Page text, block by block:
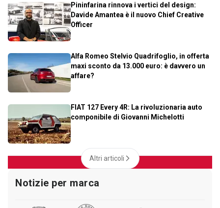
Pininfarina rinnova i vertici del design:
Davide Amantea è il nuovo Chief Creative
Officer
Alfa Romeo Stelvio Quadrifoglio, in offerta
maxi sconto da 13.000 euro: è davvero un
affare?
FIAT 127 Every 4R: La rivoluzionaria auto
componibile di Giovanni Michelotti
Altri articoli
Notizie per marca